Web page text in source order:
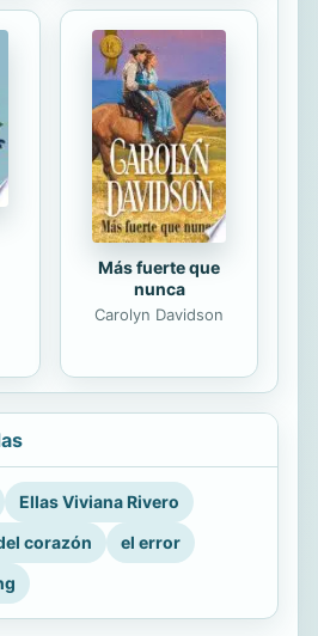
Más fuerte que
nunca
Carolyn Davidson
Ellas Viviana Rivero
corazón
el error